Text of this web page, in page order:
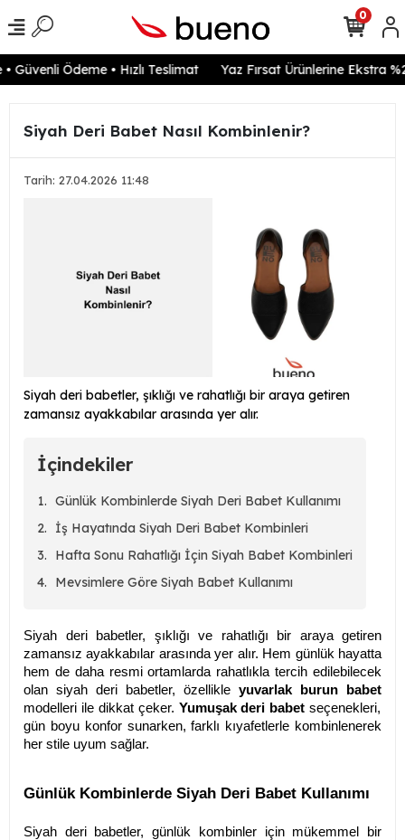
Ödeme • Hızlı Teslimat Yaz Fırsat Ürünlerine Ekstra
0
Siyah Deri Babet Nasıl Kombinlenir?
Tarih: 27.04.2026 11:48
Siyah deri babetler, şıklığı ve rahatlığı bir araya getiren
zamansız ayakkabılar arasında yer alır.
İçindekiler
Günlük Kombinlerde Siyah Deri Babet Kullanımı
İş Hayatında Siyah Deri Babet Kombinleri
Hafta Sonu Rahatlığı İçin Siyah Babet Kombinleri
Mevsimlere Göre Siyah Babet Kullanımı
Siyah deri babetler, şıklığı ve rahatlığı bir araya getiren
zamansız ayakkabılar arasında yer alır. Hem günlük hayatta
hem de daha resmi ortamlarda rahatlıkla tercih edilebilecek
olan siyah deri babetler, özellikle yuvarlak burun babet
modelleri ile dikkat çeker. Yumuşak deri babet seçenekleri,
gün boyu konfor sunarken, farklı kıyafetlerle kombinlenerek
her stile uyum sağlar.
Günlük Kombinlerde Siyah Deri Babet Kullanımı
Siyah deri babetler, günlük kombinler için mükemmel bir